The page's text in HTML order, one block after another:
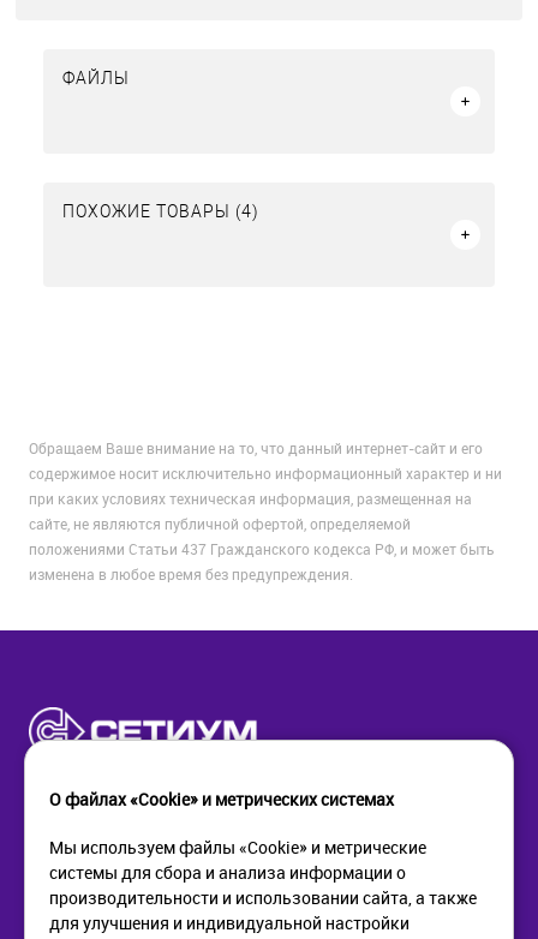
ФАЙЛЫ
ПОХОЖИЕ ТОВАРЫ (4)
Обращаем Ваше внимание на то, что данный интернет-сайт и его
содержимое носит исключительно информационный характер и ни
при каких условиях техническая информация, размещенная на
сайте, не являются публичной офертой, определяемой
положениями Статьи 437 Гражданского кодекса РФ, и может быть
изменена в любое время без предупреждения.
КОМПАНИЯ
О компании
ПОМОЩЬ
Как купить
О файлах «Cookie» и метрических системах
Мы используем файлы «Cookie» и метрические
системы для сбора и анализа информации о
производительности и использовании сайта, а также
для улучшения и индивидуальной настройки